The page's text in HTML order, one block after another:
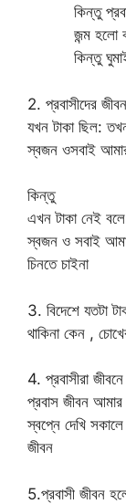
কিন্তু
জন্ম হলো
কিন্তু
2. প্রবাসীদের
যখন টাকা ছিল:
স্বজন ওসবাই
কিন্তু
এখন টাকা নেই
স্বজন ও সবাই
চিনতে চাইনা
3. বিদেশে যতটা
থাকিনা কেন ,
4. প্রবাসীরা
প্রবাস জীবন আমার
স্বপ্নে দেখি
জীবন
5.প্রবাসী জীবন